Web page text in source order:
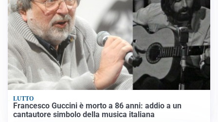
LUTTO
Francesco Guccini è morto a 86 anni: addio a un
cantautore simbolo della musica italiana